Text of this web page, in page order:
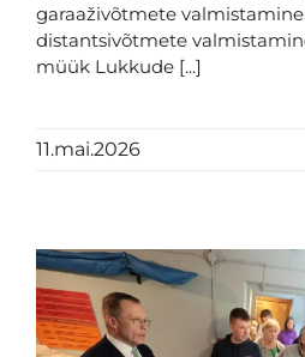
garaaživõtmete
distantsivõtmete
müük Lukkude [...]
11.mai.2026